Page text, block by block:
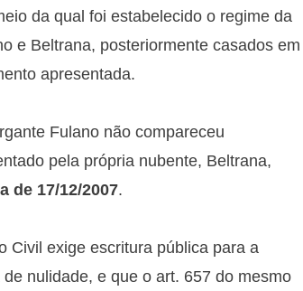
da qual foi estabelecido o regime da
e Beltrana, posteriormente casados em
apresentada.
Fulano não compareceu
pela própria nubente, Beltrana,
de 17/12/2007.
Civil exige escritura pública para a
nulidade, e que o art. 657 do mesmo